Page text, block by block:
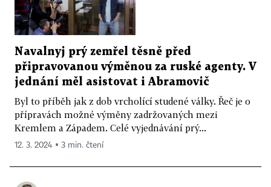
Navalnyj prý zemřel těsně před
připravovanou výměnou za ruské agenty. V
jednání měl asistovat i Abramovič
Byl to příběh jak z dob vrcholící studené války. Řeč je o
přípravách možné výměny zadržovaných mezi
Kremlem a Západem. Celé vyjednávání prý...
12. 3. 2024 ▪ 3 min. čtení